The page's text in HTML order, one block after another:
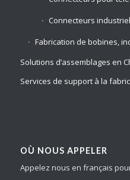
Connecteurs
Fabrication de bobines,
Solutions d’assemblages en
Services de support à la
OÙ NOUS APPELER
Appelez nous en français